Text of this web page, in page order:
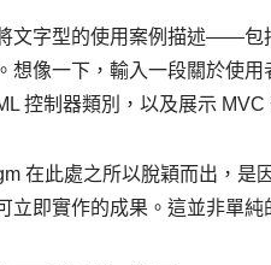
文字型的使用案例描述——
想像一下，輸入一段關於使
控制器類別，以及展示
在此處之所以脫穎而出，是
立即實作的成果。這並非單